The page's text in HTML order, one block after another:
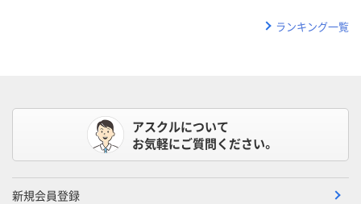
ランキング一覧
アスクルについて
お気軽にご質問ください。
新規会員登録